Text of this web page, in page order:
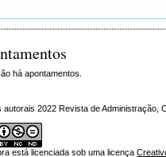
há apontamentos.
autorais 2022 Revista de Administração,
está licenciada sob uma licença